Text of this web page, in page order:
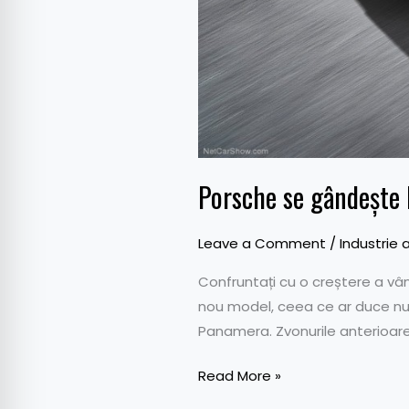
Porsche se
Leave a Comment /Industrie
Confruntați cu o creștere a
nou model, ceea ce ar duce
Panamera. Zvonurile
Read More »